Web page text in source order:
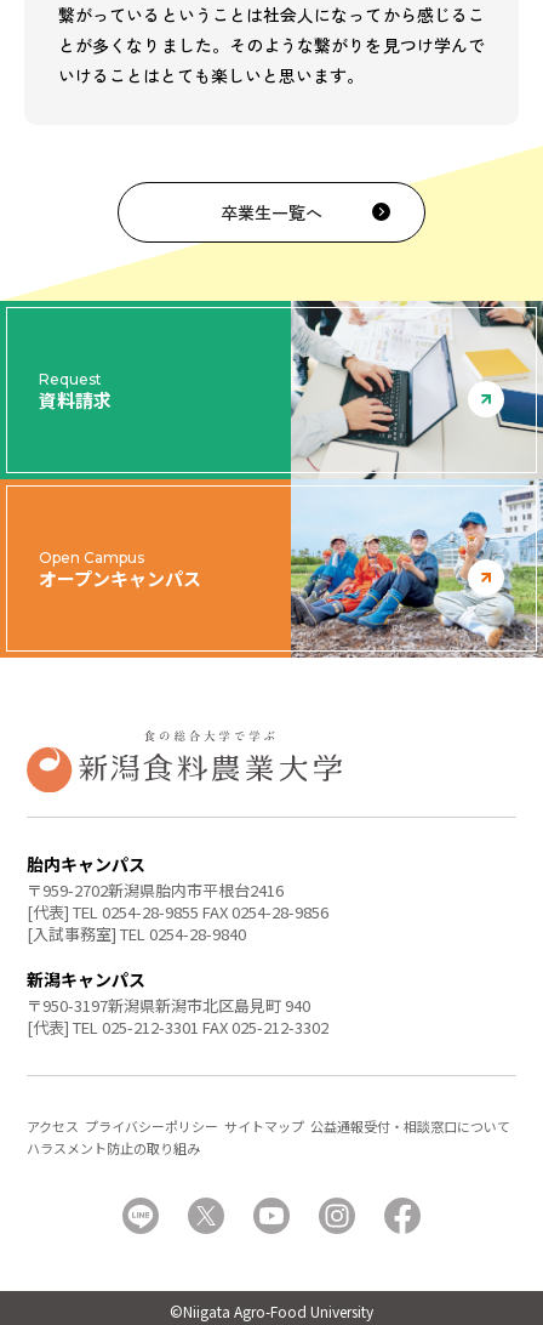
繋がっているということは社会人になってから感じるこ
とが多くなりました。そのような繋がりを見つけ学んで
いけることはとても楽しいと思います。
卒業生一覧へ
Request
資料請求
Open Campus
オープンキャンパス
胎内キャンパス
〒959-2702新潟県胎内市平根台2416
[代表] TEL 0254-28-9855 FAX 0254-28-9856
[入試事務室] TEL 0254-28-9840
新潟キャンパス
〒950-3197新潟県新潟市北区島見町 940
[代表] TEL 025-212-3301 FAX 025-212-3302
アクセス プライバシーポリシー サイトマップ 公益通報受付・相談窓口について
ハラスメント防止の取り組み
©Niigata Agro-Food University